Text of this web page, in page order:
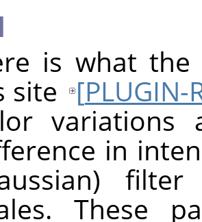
is what
site
[PLUGIN-
in
These